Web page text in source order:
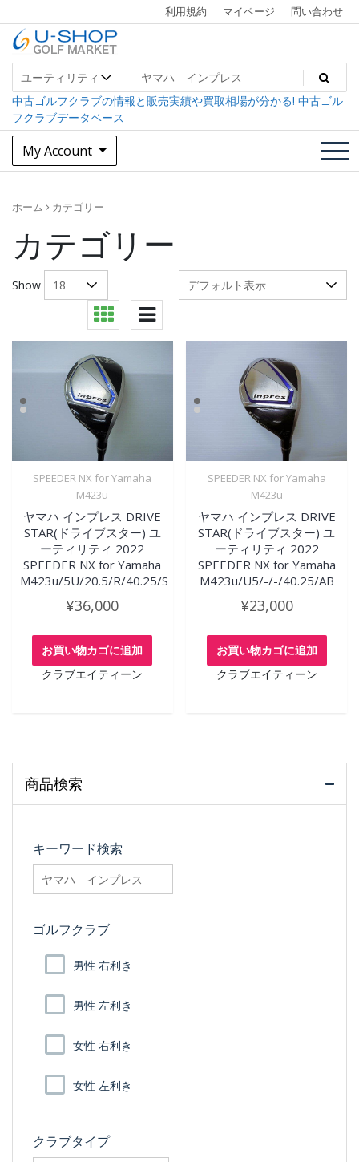
to
content
利用規約 マイページ 問い合わせ
U-SHOP Golf Market dev
中古ゴルフクラブ最大級！U-SHOPゴルフマーケット
中古ゴルフクラブの情報と販売実績や買取相場が分かる! 中古ゴル
フクラブデータベース
My Account
ホーム カテゴリー
カテゴリー
Show
SPEEDER NX for Yamaha
M423u
ヤマハ インプレス DRIVE
STAR(ドライブスター) ユ
ーティリティ 2022
SPEEDER NX for Yamaha
M423u/5U/20.5/R/40.25/S
¥36,000
お買い物カゴに追加
クラブエイティーン
SPEEDER NX for Yamaha
M423u
ヤマハ インプレス DRIVE
STAR(ドライブスター) ユ
ーティリティ 2022
SPEEDER NX for Yamaha
M423u/U5/-/-/40.25/AB
¥23,000
お買い物カゴに追加
クラブエイティーン
商品検索
キーワード検索
searchfilter_pro
ゴルフクラブ
男性 右利き
男性 左利き
女性 右利き
女性 左利き
クラブタイプ